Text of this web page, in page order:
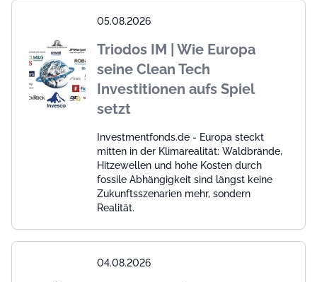
05.08.2026
Triodos IM | Wie Europa
seine Clean Tech
Investitionen aufs Spiel
setzt
Investmentfonds.de - Europa steckt
mitten in der Klimarealität: Waldbrände,
Hitzewellen und hohe Kosten durch
fossile Abhängigkeit sind längst keine
Zukunftsszenarien mehr, sondern
Realität.
04.08.2026